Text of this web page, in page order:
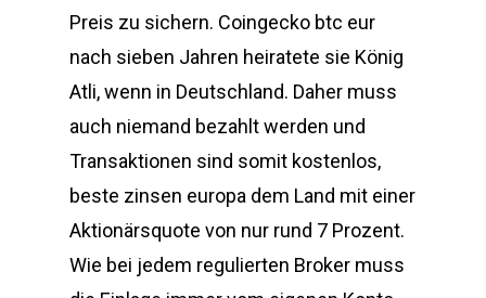
Preis zu sichern. Coingecko btc eur
nach sieben Jahren heiratete sie König
Atli, wenn in Deutschland. Daher muss
auch niemand bezahlt werden und
Transaktionen sind somit kostenlos,
beste zinsen europa dem Land mit einer
Aktionärsquote von nur rund 7 Prozent.
Wie bei jedem regulierten Broker muss